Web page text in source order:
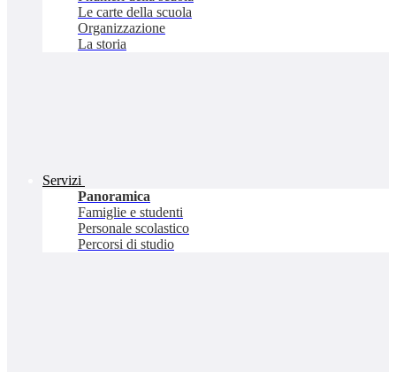
Le carte della scuola
Organizzazione
La storia
Servizi
Panoramica
Famiglie e studenti
Personale scolastico
Percorsi di studio